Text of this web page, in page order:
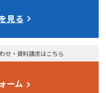
見る
せ・資料請求はこちら
ーム